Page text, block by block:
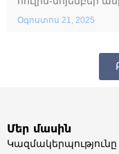
Օգոստոս 21, 2025
Մեր մասին
Կազմակերպությունը